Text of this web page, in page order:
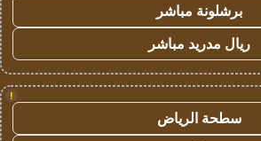
برشلونة مباشر
ريال مدريد مباشر
!
سطحة الرياض